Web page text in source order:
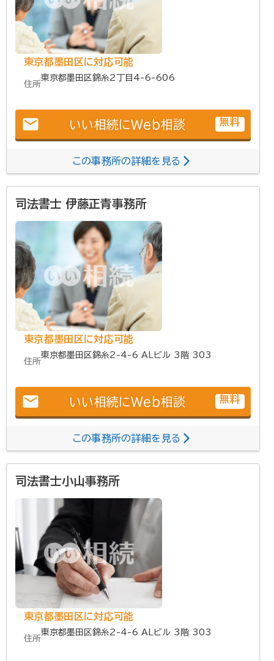
東京都墨田区に対応可能
住所
東京都墨田区錦糸2丁目4-6-606
email いい相続にWeb相談 無料
この事務所の詳細を見る
司法書士 伊藤正青事務所
東京都墨田区に対応可能
住所
東京都墨田区錦糸2-4-6 ALビル 3階 303
email いい相続にWeb相談 無料
この事務所の詳細を見る
司法書士小山事務所
東京都墨田区に対応可能
住所
東京都墨田区錦糸2-4-6 ALビル 3階 303